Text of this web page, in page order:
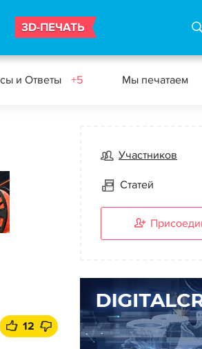
3D-ПЕЧАТЬ
и Ответы +5 Мы печатаем
12
Участников
Статей